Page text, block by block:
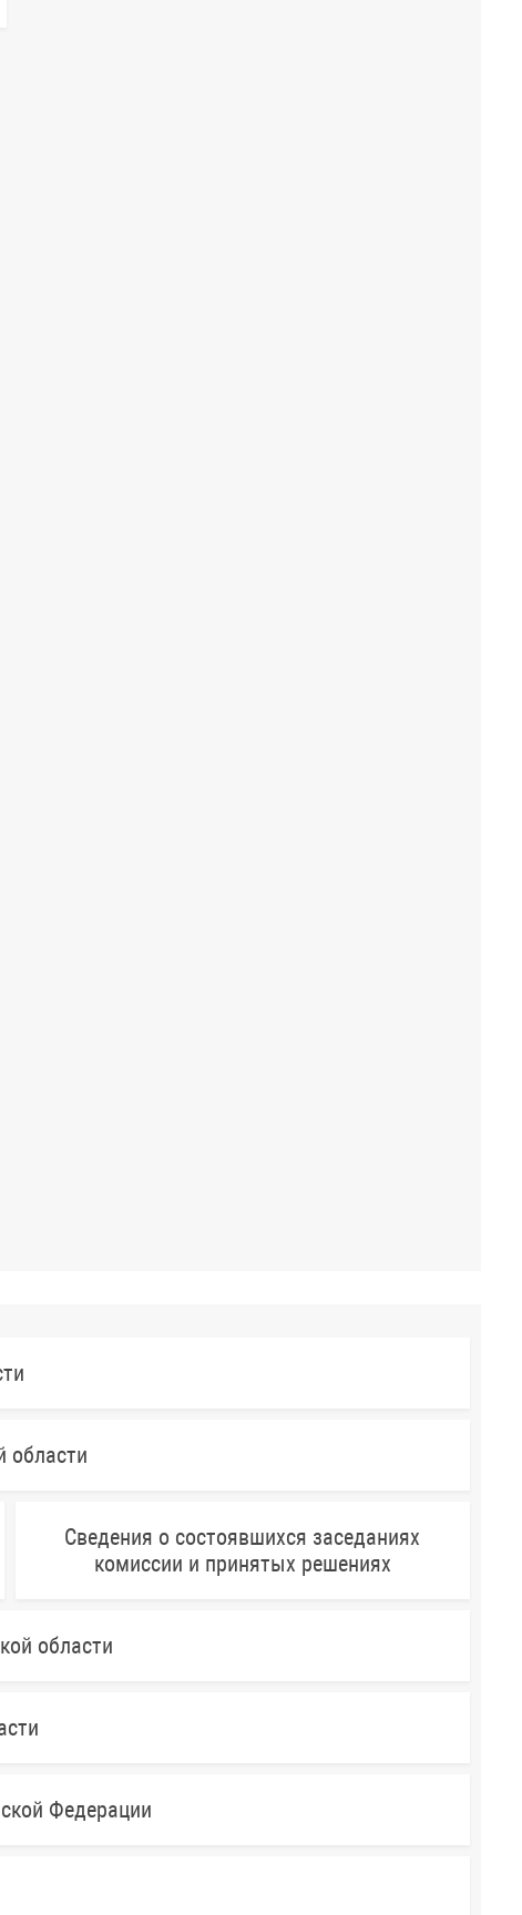
области
Сведения о состоявшихся заседаниях
комиссии и принятых решениях
области
Федерации